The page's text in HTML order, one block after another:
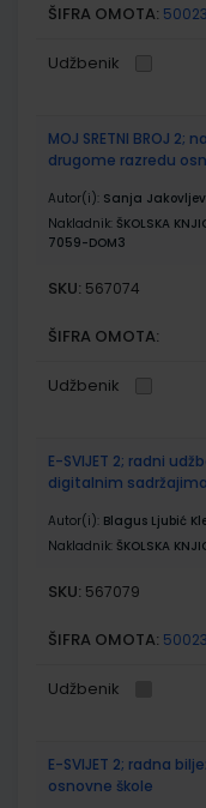
ŠIFRA OMOTA:
Udžbenik
MOJ SRETNI BROJ
drugome razredu
Autor(i): Sanja
Nakladnik: ŠKOLSKA
7059-DOM3
SKU: 567074
ŠIFRA OMOTA:
Udžbenik
E-SVIJET 2; radni
digitalnim
Autor(i): Blagus Ljubić
Nakladnik: ŠKOLSKA
SKU: 567079
ŠIFRA OMOTA:
Udžbenik
E-SVIJET 2; radna
osnovne škole